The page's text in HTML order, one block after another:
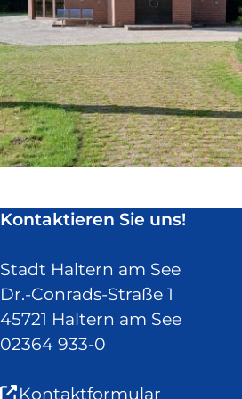
Kontaktieren Sie uns!
Stadt Haltern am See
Dr.-Conrads-Straße 1
45721 Haltern am See
02364 933-0
Kontaktformular